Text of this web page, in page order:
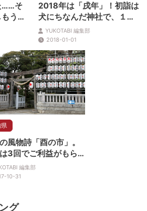
……そ
う！
花火
2018年は「戌年」！初詣は
犬にちなんだ神社で、１年
の幸せを祈願しよう
YUKOTABI 編集部
2018-01-01
風物詩「酉の市」。
3回でご利益がもら
ャンスがいっぱい！
編集部
10-31
グ